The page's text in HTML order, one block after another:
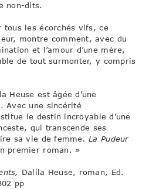
non-dits.
tous les écorchés vifs, ce
montre comment, avec du
et l’amour d’une mère,
de tout surmonter, y compris
Heuse est âgée d’une
Avec une sincérité
le destin incroyable d’une
qui transcende ses
sa vie de femme. La Pudeur
premier roman. »
Dalila Heuse, roman, Ed.
pp